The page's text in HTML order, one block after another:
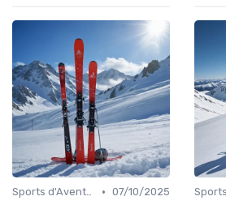
Sports d'Aventure et de Plein Air • 07/10/2025